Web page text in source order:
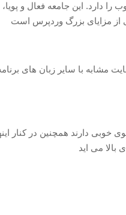
دارد. این جامعه فعال و
از مزایای بزرگ وردپرس است
مشابه با سایر زبان های
خوبی دارند همچنین در
بالا می اید